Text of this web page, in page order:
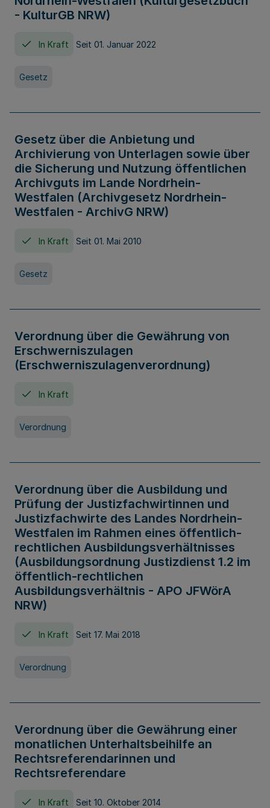
- KulturGB NRW)
In Kraft Seit 01. Januar 2022
Gesetz
Gesetz über die Anbietung und
Archivierung von Unterlagen sowie über
die Sicherung und Nutzung öffentlichen
Archivguts im Lande Nordrhein-
Westfalen (Archivgesetz Nordrhein-
Westfalen - ArchivG NRW)
In Kraft Seit 01. Mai 2010
Gesetz
Verordnung über die Gewährung von
Erschwerniszulagen
(Erschwerniszulagenverordnung)
In Kraft
Verordnung
Verordnung über die Ausbildung und
Prüfung der Justizfachwirtinnen und
Justizfachwirte des Landes Nordrhein-
Westfalen im Rahmen eines öffentlich-
rechtlichen Ausbildungsverhältnisses
(Ausbildungsordnung Justizdienst 1.2 im
öffentlich-rechtlichen
Ausbildungsverhältnis - APO JFWörA
NRW)
In Kraft Seit 17. Mai 2018
Verordnung
Verordnung über die Gewährung einer
monatlichen Unterhaltsbeihilfe an
Rechtsreferendarinnen und
Rechtsreferendare
In Kraft Seit 10. Oktober 2014